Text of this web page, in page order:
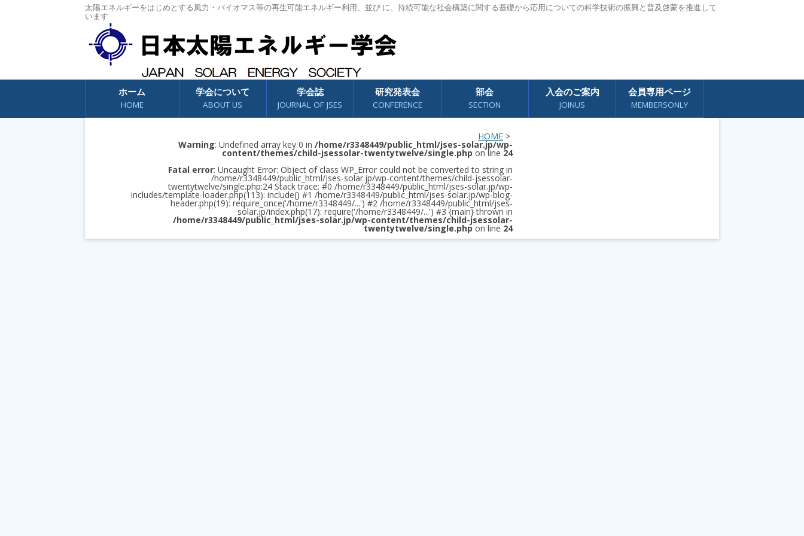
太陽エネルギーをはじめとする風力・バイオマス等の再生可能エネルギー利用、並び に、持続可能な社会構築に関する基礎から応用についての科学技術の振興と普及啓蒙を推進して
います
コンテンツへスキップ
ホーム
HOME
学会について
ABOUT US
学会誌
JOURNAL OF JSES
研究発表会
CONFERENCE
部会
SECTION
入会のご案内
JOINUS
会員専用ページ
MEMBERSONLY
HOME >
Warning: Undefined array key 0 in /home/r3348449/public_html/jses-solar.jp/wp-
content/themes/child-jsessolar-twentytwelve/single.php on line 24
Fatal error: Uncaught Error: Object of class WP_Error could not be converted to string in
/home/r3348449/public_html/jses-solar.jp/wp-content/themes/child-jsessolar-
twentytwelve/single.php:24 Stack trace: #0 /home/r3348449/public_html/jses-solar.jp/wp-
includes/template-loader.php(113): include() #1 /home/r3348449/public_html/jses-solar.jp/wp-blog-
header.php(19): require_once('/home/r3348449/...') #2 /home/r3348449/public_html/jses-
solar.jp/index.php(17): require('/home/r3348449/...') #3 {main} thrown in
/home/r3348449/public_html/jses-solar.jp/wp-content/themes/child-jsessolar-
twentytwelve/single.php on line 24